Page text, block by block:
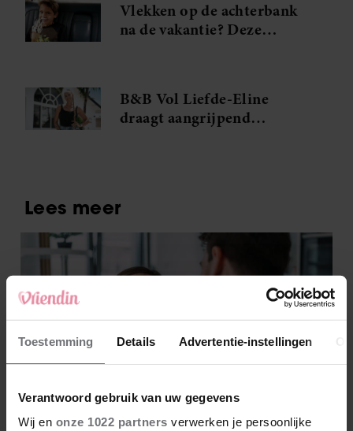
Toestemming Details Advertentie-instellingen
Verantwoord gebruik van uw gegevens
Wij en onze 1022 partners verwerken je persoonlijke
Vlekken op de achterbank
na de vakantie? Deze
B&B Vol Liefde-Eline
draagt aangrijpend